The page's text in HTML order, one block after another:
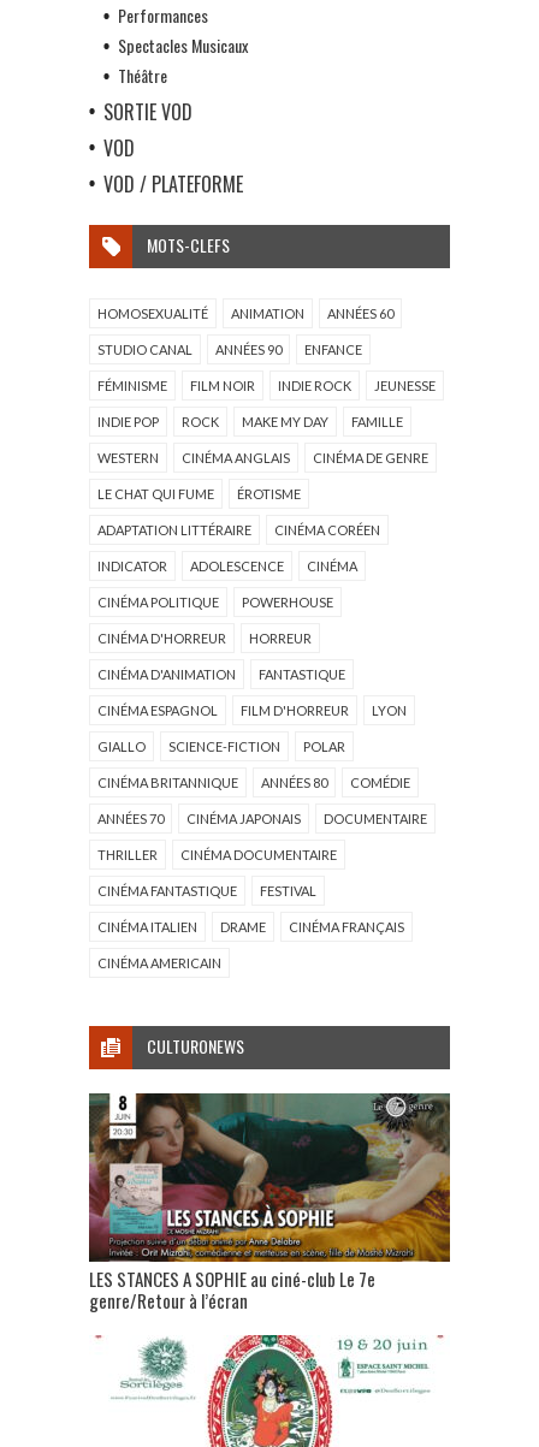
Performances
Spectacles Musicaux
Théâtre
SORTIE VOD
VOD
VOD / PLATEFORME
MOTS-CLEFS
HOMOSEXUALITÉ ANIMATION ANNÉES 60
STUDIO CANAL ANNÉES 90 ENFANCE
FÉMINISME FILM NOIR INDIE ROCK JEUNESSE
INDIE POP ROCK MAKE MY DAY FAMILLE
WESTERN CINÉMA ANGLAIS CINÉMA DE GENRE
LE CHAT QUI FUME ÉROTISME
ADAPTATION LITTÉRAIRE CINÉMA CORÉEN
INDICATOR ADOLESCENCE CINÉMA
CINÉMA POLITIQUE POWERHOUSE
CINÉMA D'HORREUR HORREUR
CINÉMA D'ANIMATION FANTASTIQUE
CINÉMA ESPAGNOL FILM D'HORREUR LYON
GIALLO SCIENCE-FICTION POLAR
CINÉMA BRITANNIQUE ANNÉES 80 COMÉDIE
ANNÉES 70 CINÉMA JAPONAIS DOCUMENTAIRE
THRILLER CINÉMA DOCUMENTAIRE
CINÉMA FANTASTIQUE FESTIVAL
CINÉMA ITALIEN DRAME CINÉMA FRANÇAIS
CINÉMA AMERICAIN
CULTURONEWS
LES STANCES A SOPHIE au ciné-club Le 7e
genre/Retour à l’écran